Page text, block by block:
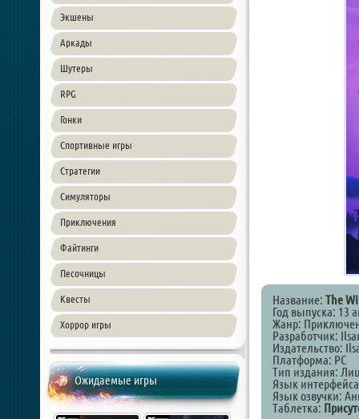
Экшены
Аркады
Шутеры
RPG
Гонки
Спортивные игры
Стратегии
Симуляторы
Приключения
Файтинги
Песочницы
Квесты
Хоррор игры
Ожидаемые игры
Название: The
Год выпуска: 13
Жанр:
Разработчик:
Издательство:
Платформа: PC
Тип издания:
Язык
Язык озвучки:
Таблетка: